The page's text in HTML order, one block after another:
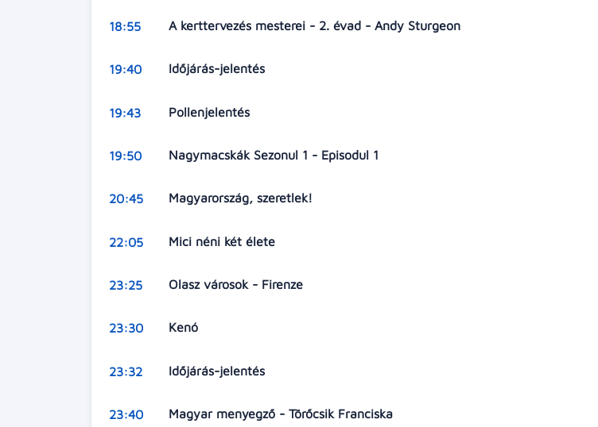
18:55 A kerttervezés mesterei - 2. évad - Andy Sturgeon
19:40 Időjárás-jelentés
19:43 Pollenjelentés
19:50 Nagymacskák Sezonul 1 - Episodul 1
20:45 Magyarország, szeretlek!
22:05 Mici néni két élete
23:25 Olasz városok - Firenze
23:30 Kenó
23:32 Időjárás-jelentés
23:40 Magyar menyegző - Törőcsik Franciska